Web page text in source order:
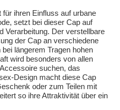
ihren Einfluss auf urbane
setzt bei dieser Cap auf
Verarbeitung. Der verstellbare
der Cap an verschiedene
längerem Tragen hohen
wird besonders von allen
suchen, das
Design macht diese Cap
oder zum Teilen mit
so ihre Attraktivität über ein